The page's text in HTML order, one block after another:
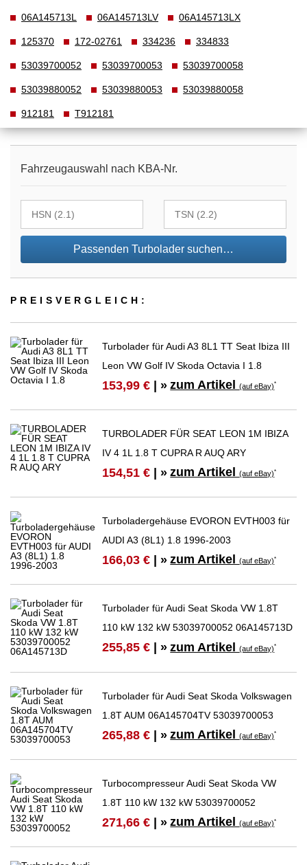
06A145713L 06A145713LV 06A145713LX
125370 172-02761 334236 334833
53039700052 53039700053 53039700058
53039880052 53039880053 53039880058
912181 T912181
Fahrzeugauswahl nach KBA-Nr.
Passenden Turbolader suchen…
PREIS­VER­GLEICH:
Turbolader für Audi A3 8L1 TT Seat Ibiza III
Leon VW Golf IV Skoda Octavia I 1.8
153,99 € | » zum Artikel(auf eBay)*
TURBOLADER FÜR SEAT LEON 1M IBIZA
IV 4 1L 1.8 T CUPRA R AUQ ARY
154,51 € | » zum Artikel(auf eBay)*
Turboladergehäuse EVORON EVTH003 für
AUDI A3 (8L1) 1.8 1996-2003
166,03 € | » zum Artikel(auf eBay)*
Turbolader für Audi Seat Skoda VW 1.8T
110 kW 132 kW 53039700052 06A145713D
255,85 € | » zum Artikel(auf eBay)*
Turbolader für Audi Seat Skoda Volkswagen
1.8T AUM 06A145704TV 53039700053
265,88 € | » zum Artikel(auf eBay)*
Turbocompresseur Audi Seat Skoda VW
1.8T 110 kW 132 kW 53039700052
271,66 € | » zum Artikel(auf eBay)*